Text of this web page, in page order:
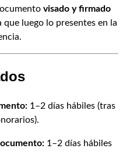
visado y firmado
que luego lo presentes en la
1–2 días hábiles (tras
1–2 días hábiles